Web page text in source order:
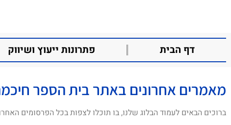
דף הבית פתרונות ייעוץ ושיווק
מאמרים אחרונים באתר בית הספר
ברוכים הבאים לעמוד הבלוג שלנו, בו תוכלו לצפות בכל הפרסומים